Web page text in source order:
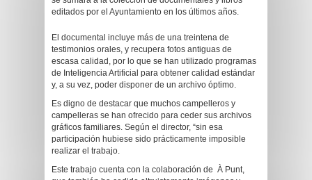
editados por el Ayuntamiento en los últimos años.
El documental incluye más de una treintena de
testimonios orales, y recupera fotos antiguas de
escasa calidad, por lo que se han utilizado programas
de Inteligencia Artificial para obtener calidad estándar
y, a su vez, poder disponer de un archivo óptimo.
Es digno de destacar que muchos campelleros y
campelleras se han ofrecido para ceder sus archivos
gráficos familiares. Según el director, “sin esa
participación hubiese sido prácticamente imposible
realizar el trabajo.
Este trabajo cuenta con la colaboración de À Punt,